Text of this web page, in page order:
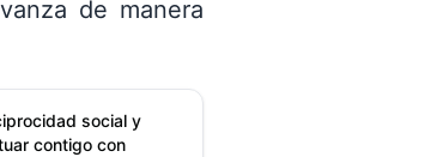
de manera
social y
contigo con